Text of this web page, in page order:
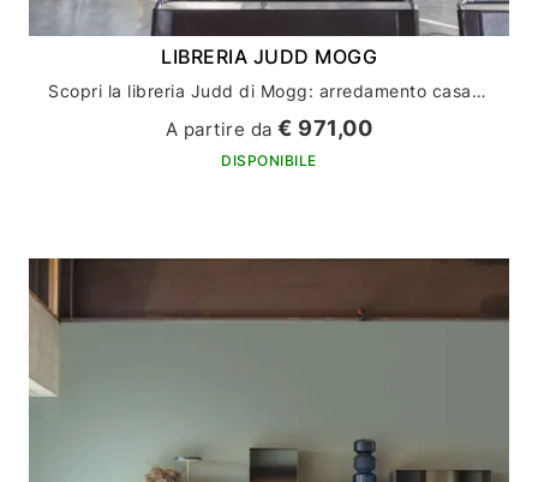
LIBRERIA JUDD MOGG
Scopri la libreria Judd di Mogg: arredamento casa con stile e funzionalità
A partire da€ 971,00
DISPONIBILE